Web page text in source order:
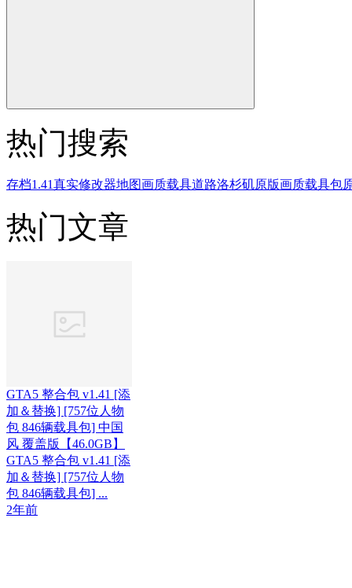
热门搜索
存档1.41真实修改器地图画质载具道路洛杉矶原版画质载具包
热门文章
GTA5 整合包 v1.41 [添
加＆替换] [757位人物
包 846辆载具包] 中国
风 覆盖版【46.0GB】
GTA5 整合包 v1.41 [添
加＆替换] [757位人物
包 846辆载具包] ...
2年前